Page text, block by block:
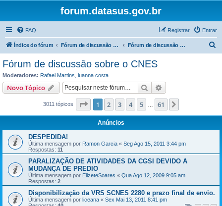
forum.datasus.gov.br
FAQ Entrar
Registrar
Índice do fórum Fórum de discussão sobre o CNES Fórum de discussão sobre o CNES
s
Fórum de discussão sobre o CNES
Moderadores: Rafael.Martins luanna.costa
Novo Tópico Pesquisar
3011 tópicos Página de 61
1 2 3 4 5 61
Anúncios
DESPEDIDA!
Última mensagem por Ramon Garcia « Seg Ago 15, 2011 3:44 pm
Respostas: 11
PARALIZAÇÃO DE ATIVIDADES DA CGSI DEVIDO A
MUDANÇA DE PREDIO
Última mensagem por ElizeteSoares « Qua Ago 12, 2009 9:05 am
Respostas: 2
Disponibilização da VRS SCNES 2280 e prazo final de envio.
Última mensagem por liceana « Sex Mai 13, 2011 8:41 pm